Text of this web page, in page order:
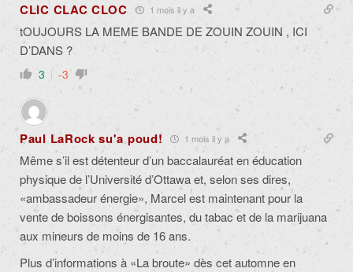
CLIC CLAC CLOC 1 mois il y a
tOUJOURS LA MEME BANDE DE ZOUIN ZOUIN , ICI
D’DANS ?
3 -3
Paul LaRock su'a poud! 1 mois il y a
Même s’il est détenteur d’un baccalauréat en éducation
physique de l’Université d’Ottawa et, selon ses dires,
«ambassadeur énergie», Marcel est maintenant pour la
vente de boissons énergisantes, du tabac et de la marijuana
aux mineurs de moins de 16 ans.
Plus d’informations à «La broute» dès cet automne en